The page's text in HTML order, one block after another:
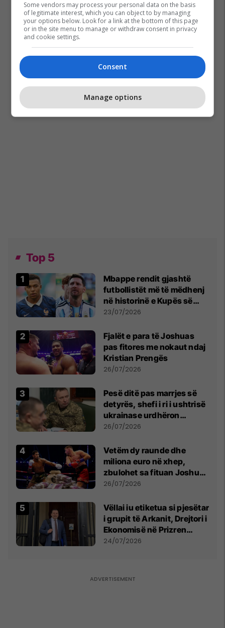
Top 5
Mbappe rendit gjashtë
futbollistët më të mëdhenj
në historinë e Kupës së
Botës, Messi mbetet i dyti
23/07/2026
Fjalët e para të Joshuas
pas fitores me nokaut ndaj
Kristian Prengës
26/07/2026
Pesë ditë pas marrjes së
detyrës, shefi i ri i ushtrisë
ukrainase urdhëron
kontroll të madh
26/07/2026
Vetëm dy raunde dhe
miliona euro në xhep,
zbulohet sa fituan Joshua
e Prenga
26/07/2026
Vëllai iu etiketua si pjesëtar
i grupit të Arkanit, Drejtori i
Ekonomisë në Prizren
mohon pretendimet
24/07/2026
Some vendors may process your personal data on the basis
of legitimate interest, which you can object to by managing
your options below. Look for a link at the bottom of this page
or in the site menu to manage or withdraw consent in privacy
and cookie settings.
Consent
Manage options